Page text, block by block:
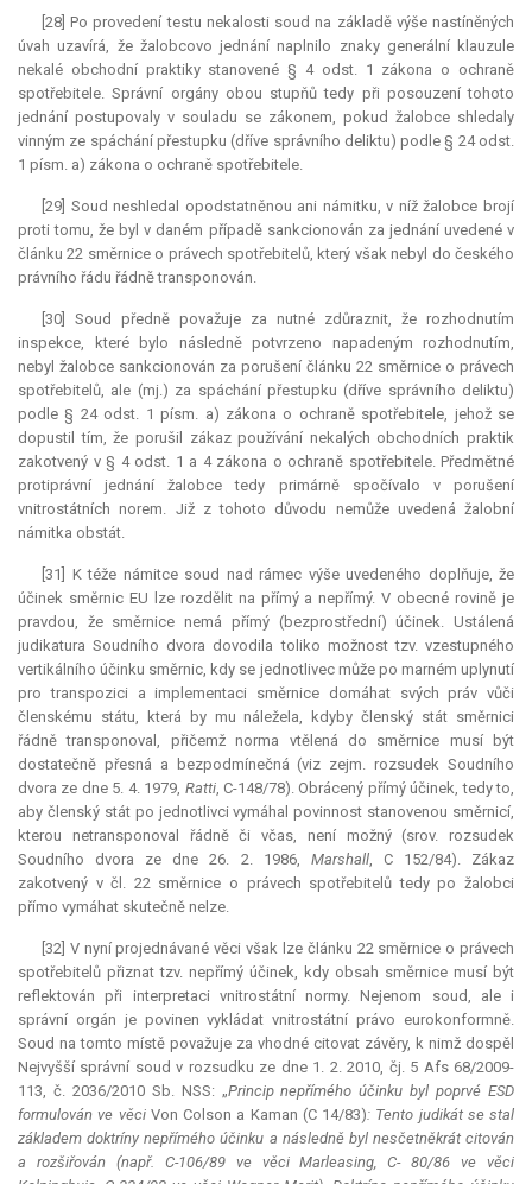
[28] Po provedení testu nekalosti soud na základě výše nastíněných
úvah uzavírá, že žalobcovo jednání naplnilo znaky generální klauzule
nekalé obchodní praktiky stanovené § 4 odst. 1 zákona o ochraně
spotřebitele. Správní orgány obou stupňů tedy při posouzení tohoto
jednání postupovaly v souladu se zákonem, pokud žalobce shledaly
vinným ze spáchání přestupku (dříve správního deliktu) podle § 24 odst.
1 písm. a) zákona o ochraně spotřebitele.
[29] Soud neshledal opodstatněnou ani námitku, v níž žalobce brojí
proti tomu, že byl v daném případě sankcionován za jednání uvedené v
článku 22 směrnice o právech spotřebitelů, který však nebyl do českého
právního řádu řádně transponován.
[30] Soud předně považuje za nutné zdůraznit, že rozhodnutím
inspekce, které bylo následně potvrzeno napadeným rozhodnutím,
nebyl žalobce sankcionován za porušení článku 22 směrnice o právech
spotřebitelů, ale (mj.) za spáchání přestupku (dříve správního deliktu)
podle § 24 odst. 1 písm. a) zákona o ochraně spotřebitele, jehož se
dopustil tím, že porušil zákaz používání nekalých obchodních praktik
zakotvený v § 4 odst. 1 a 4 zákona o ochraně spotřebitele. Předmětné
protiprávní jednání žalobce tedy primárně spočívalo v porušení
vnitrostátních norem. Již z tohoto důvodu nemůže uvedená žalobní
námitka obstát.
[31] K téže námitce soud nad rámec výše uvedeného doplňuje, že
účinek směrnic EU lze rozdělit na přímý a nepřímý. V obecné rovině je
pravdou, že směrnice nemá přímý (bezprostřední) účinek. Ustálená
judikatura Soudního dvora dovodila toliko možnost tzv. vzestupného
vertikálního účinku směrnic, kdy se jednotlivec může po marném uplynutí
pro transpozici a implementaci směrnice domáhat svých práv vůči
členskému státu, která by mu náležela, kdyby členský stát směrnici
řádně transponoval, přičemž norma vtělená do směrnice musí být
dostatečně přesná a bezpodmínečná (viz zejm. rozsudek Soudního
dvora ze dne 5. 4. 1979, Ratti, C-148/78). Obrácený přímý účinek, tedy to,
aby členský stát po jednotlivci vymáhal povinnost stanovenou směrnicí,
kterou netransponoval řádně či včas, není možný (srov. rozsudek
Soudního dvora ze dne 26. 2. 1986, Marshall, C 152/84). Zákaz
zakotvený v čl. 22 směrnice o právech spotřebitelů tedy po žalobci
přímo vymáhat skutečně nelze.
[32] V nyní projednávané věci však lze článku 22 směrnice o právech
spotřebitelů přiznat tzv. nepřímý účinek, kdy obsah směrnice musí být
reflektován při interpretaci vnitrostátní normy. Nejenom soud, ale i
správní orgán je povinen vykládat vnitrostátní právo eurokonformně.
Soud na tomto místě považuje za vhodné citovat závěry, k nimž dospěl
Nejvyšší správní soud v rozsudku ze dne 1. 2. 2010, čj. 5 Afs 68/2009-
113, č. 2036/2010 Sb. NSS: „Princip nepřímého účinku byl poprvé ESD
formulován ve věci Von Colson a Kaman (C 14/83): Tento judikátse stal
základem doktríny nepřímého účinku a následně byl nesčetněkrát citován
a rozšiřován (např. C-106/89 ve věci Marleasing, C- 80/86 ve věci